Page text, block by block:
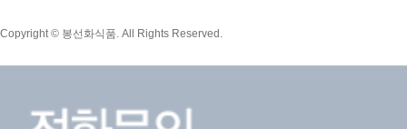
Copyright © 봉선화식품. All Rights Reserved.